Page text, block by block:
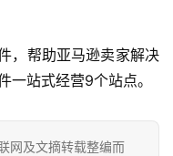
，帮助亚马逊卖家解决
一站式经营9个站点。
网及文摘转载整编而